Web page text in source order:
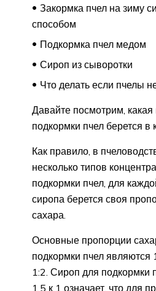
Закормка пчел на зиму
способом
Подкормка пчел медом
Сироп из сыворотки
Что делать если пчелы
Давайте посмотрим,
подкормки пчел берется в
Как правило, в
несколько типов
подкормки пчел, для
сиропа берется своя
сахара.
Основные пропорции
подкормки пчел являются
1:2. Сироп для подкормки
1,5 к 1 означает, что для